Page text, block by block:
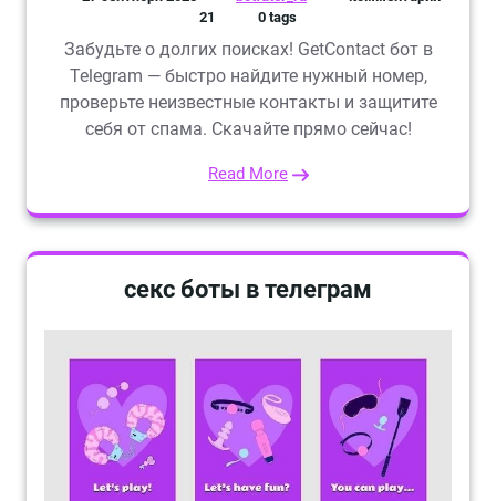
21
0 tags
Забудьте о долгих поисках! GetContact бот в
Telegram — быстро найдите нужный номер,
проверьте неизвестные контакты и защитите
себя от спама. Скачайте прямо сейчас!
Read More
секс боты в телеграм